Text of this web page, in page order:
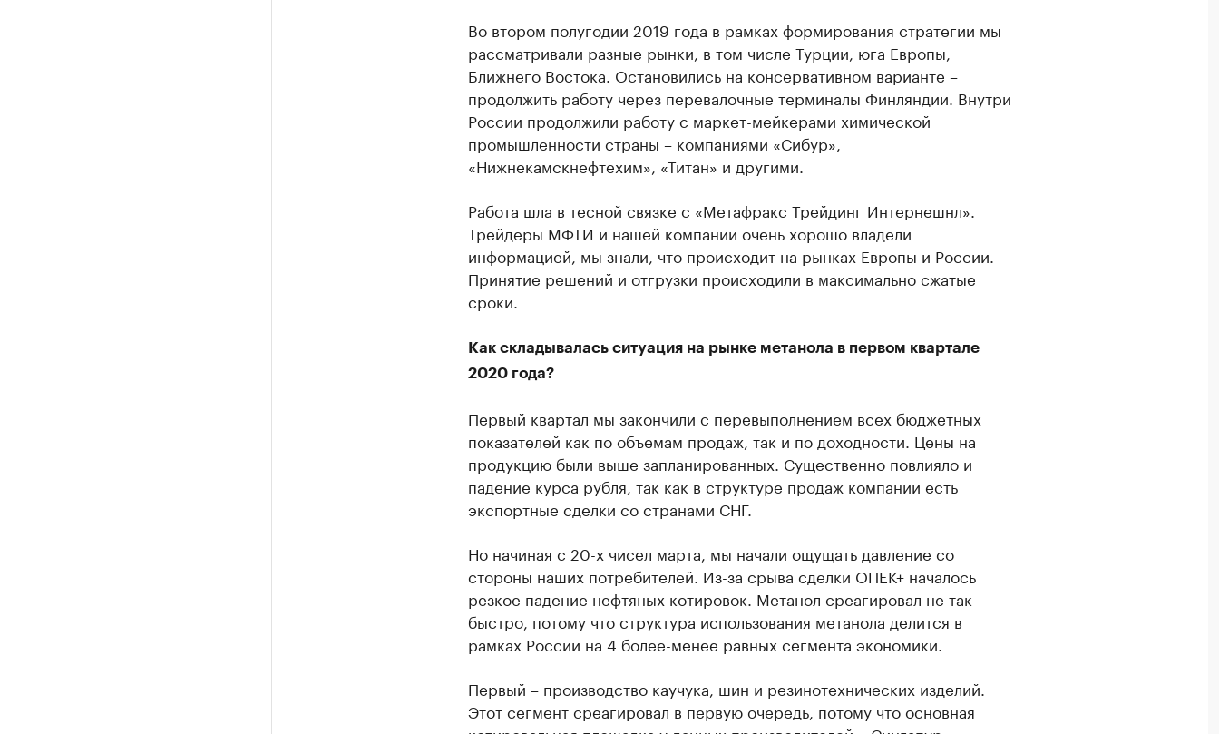
Во втором полугодии 2019 года в рамках формирования стратегии мы
рассматривали разные рынки, в том числе Турции, юга Европы,
Ближнего Востока. Остановились на консервативном варианте –
продолжить работу через перевалочные терминалы Финляндии. Внутри
России продолжили работу с маркет-мейкерами химической
промышленности страны – компаниями «Сибур»,
«Нижнекамскнефтехим», «Титан» и другими.
Работа шла в тесной связке с «Метафракс Трейдинг Интернешнл».
Трейдеры МФТИ и нашей компании очень хорошо владели
информацией, мы знали, что происходит на рынках Европы и России.
Принятие решений и отгрузки происходили в максимально сжатые
сроки.
Как складывалась ситуация на рынке метанола в первом квартале
2020 года?
Первый квартал мы закончили с перевыполнением всех бюджетных
показателей как по объемам продаж, так и по доходности. Цены на
продукцию были выше запланированных. Существенно повлияло и
падение курса рубля, так как в структуре продаж компании есть
экспортные сделки со странами СНГ.
Но начиная с 20-х чисел марта, мы начали ощущать давление со
стороны наших потребителей. Из-за срыва сделки ОПЕК+ началось
резкое падение нефтяных котировок. Метанол среагировал не так
быстро, потому что структура использования метанола делится в
рамках России на 4 более-менее равных сегмента экономики.
Первый – производство каучука, шин и резинотехнических изделий.
Этот сегмент среагировал в первую очередь, потому что основная